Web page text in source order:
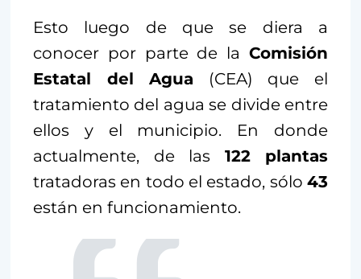
Esto luego de que se diera a
conocer por parte de la Comisión
Estatal del Agua (CEA) que el
tratamiento del agua se divide entre
ellos y el municipio. En donde
actualmente, de las 122 plantas
tratadoras en todo el estado, sólo 43
están en funcionamiento.